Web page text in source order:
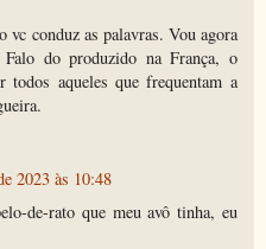
vc conduz as palavras. Vou agora
do produzido na França, o
aqueles que frequentam a
2023 às 10:48
de-rato que meu avô tinha, eu